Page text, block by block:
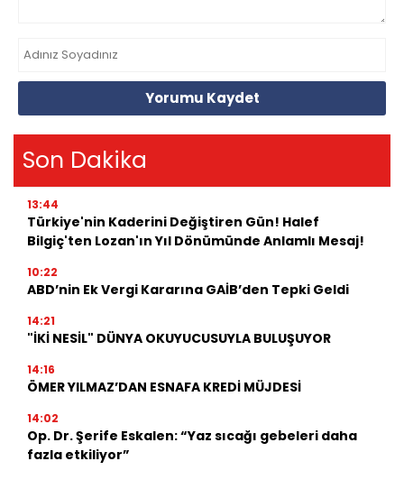
Yorumu Kaydet
Son Dakika
13:44
Türkiye'nin Kaderini Değiştiren Gün! Halef
Bilgiç'ten Lozan'ın Yıl Dönümünde Anlamlı Mesaj!
10:22
ABD’nin Ek Vergi Kararına GAİB’den Tepki Geldi
14:21
"İKİ NESİL" DÜNYA OKUYUCUSUYLA BULUŞUYOR
14:16
ÖMER YILMAZ’DAN ESNAFA KREDİ MÜJDESİ
14:02
Op. Dr. Şerife Eskalen: “Yaz sıcağı gebeleri daha
fazla etkiliyor”